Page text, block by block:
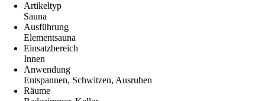
Artikeltyp
Sauna
Ausführung
Elementsauna
Einsatzbereich
Innen
Anwendung
Entspannen, Schwitzen, Ausruhen
Räume